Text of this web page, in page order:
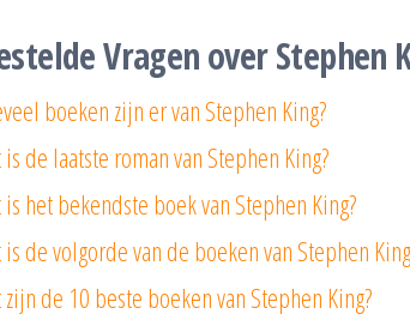
Vragen over Stephen
boeken zijn er van Stephen King?
de laatste roman van Stephen King?
het bekendste boek van Stephen King?
de volgorde van de boeken van Stephen
de 10 beste boeken van Stephen King?